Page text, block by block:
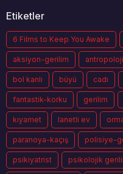
Etiketler
6 Films to Keep You Awake
aksiyon-gerilim antropoloji
bol kanlı büyü cadı
fantastik-korku gerilim
kıyamet lanetli ev
paranoya-kaçış polisiye-
psikiyatrist psikolojik